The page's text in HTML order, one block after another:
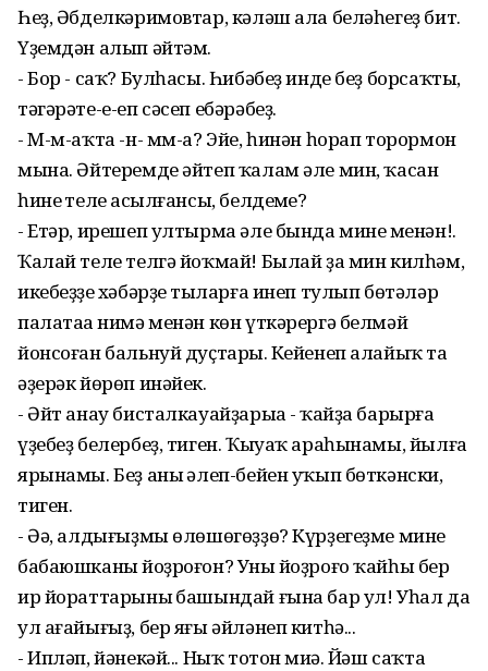
Һеҙ, Әбделкәримовтар, кәләш ала беләһегеҙ бит.
Үҙемдән алып әйтәм.
- Бор - саҡ? Булһасы. Һибәбеҙ инде беҙ борсаҡты,
тәгәрәте-е-еп сәсеп ебәрәбеҙ.
- М-м-аҡта -н- мм-а? Эйе, һинән һорап торормон
мына. Әйтеремде әйтеп ҡалам әле мин, ҡасан
һинең телең асылғансы, белдеңме?
- Етәр, ирешеп ултырма әле бында минең менән!.
Ҡалай теле телгә йоҡмай! Былай ҙа мин килһәм,
икебеҙҙең хәбәрҙе тыңларға инеп тулып бөтәләр
палатаңа нимә менән көн үткәрергә белмәй
йонсоған бальнуй дуҫтарың. Кейенеп алайыҡ та
әҙерәк йөрөп инәйек.
- Әйт анау бисталкауайҙарыңа - ҡайҙа барырға
үҙебеҙ белербеҙ, тиген. Ҡыуаҡ араһынамы, йылға
ярынамы. Беҙ аның әлеп-бейен уҡып бөткәнски,
тиген.
- Әә, алдығыҙмы өлөшөгөҙҙө? Күрҙегеҙме минең
бабаюшканың йоҙроғон? Уның йоҙроғо ҡайһы бер
ир йораттарының башындай ғына бар ул! Уһал да
ул ағайығыҙ, бер яғы әйләнеп китһә...
- Ипләп, йәнекәй... Ныҡ тотон миңә. Йәш саҡта